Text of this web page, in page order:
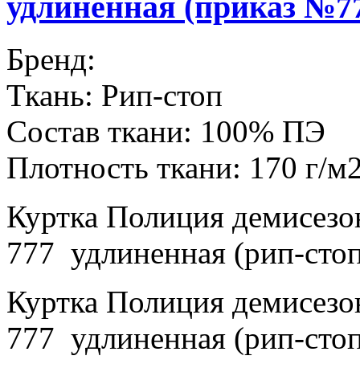
Бренд:
Ткань: Рип-стоп
Состав ткани: 100% ПЭ
Плотность ткани: 170 г/
Куртка Полиция
777 удлиненная (рип-
Куртка Полиция
777 удлиненная (рип-